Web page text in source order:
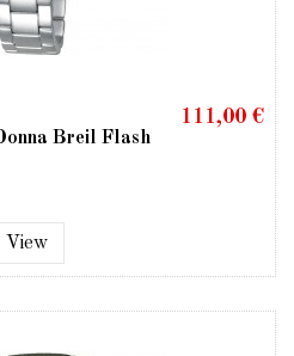
Breil Flash
111,00 €
View